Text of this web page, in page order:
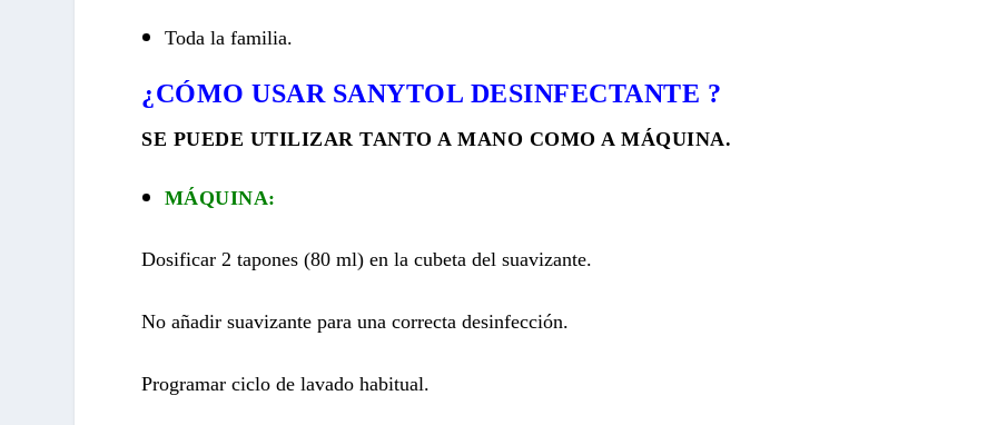
Toda la familia.
¿CÓMO USAR SANYTOL DESINFECTANTE ?
SE PUEDE UTILIZAR TANTO A MANO COMO A MÁQUINA.
MÁQUINA:
Dosificar 2 tapones (80 ml) en la cubeta del suavizante.
No añadir suavizante para una correcta desinfección.
Programar ciclo de lavado habitual.